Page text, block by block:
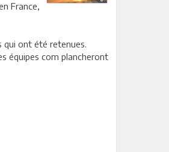
France,
qui ont été retenues.
équipes com plancheront